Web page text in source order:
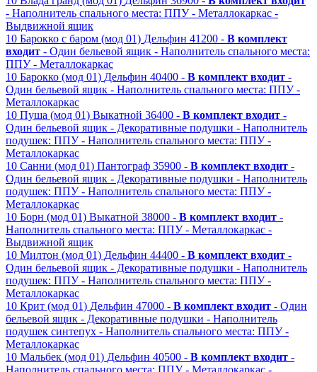
- Наполнитель спального места: ППУ - Металлокаркас -
Выдвижной ящик
10 Барокко с баром (мод 01) Дельфин 41200 - В комплект
входит - Один бельевой ящик - Наполнитель спального места:
ППУ - Металлокаркас
10 Барокко (мод 01) Дельфин 40400 - В комплект входит -
Один бельевой ящик - Наполнитель спального места: ППУ -
Металлокаркас
10 Пуша (мод 01) Выкатной 36400 - В комплект входит -
Один бельевой ящик - Декоративные подушки - Наполнитель
подушек: ППУ - Наполнитель спального места: ППУ -
Металлокаркас
10 Санни (мод 01) Пантограф 35900 - В комплект входит -
Один бельевой ящик - Декоративные подушки - Наполнитель
подушек: ППУ - Наполнитель спального места: ППУ -
Металлокаркас
10 Борн (мод 01) Выкатной 38000 - В комплект входит -
Наполнитель спального места: ППУ - Металлокаркас -
Выдвижной ящик
10 Милтон (мод 01) Дельфин 44400 - В комплект входит -
Один бельевой ящик - Декоративные подушки - Наполнитель
подушек: ППУ - Наполнитель спального места: ППУ -
Металлокаркас
10 Крит (мод 01) Дельфин 47000 - В комплект входит - Один
бельевой ящик - Декоративные подушки - Наполнитель
подушек синтепух - Наполнитель спального места: ППУ -
Металлокаркас
10 Мальбек (мод 01) Дельфин 40500 - В комплект входит -
Наполнитель спального места: ППУ - Металлокаркас -